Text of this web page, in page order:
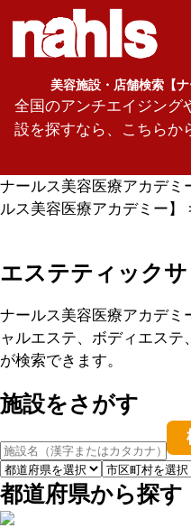
美容施設・店舗検索【
全国のアンチエイジング
設を探すなら、こちらか
ナールス美容医療アカデミ
ルス美容医療アカデミー】
エステティック
ナールス美容医療アカデミ
ャルエステ、ボディエス
が検索できます。
施設をさがす
都道府県から探す